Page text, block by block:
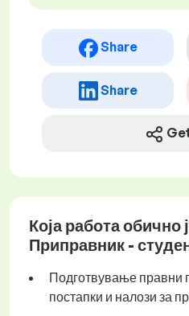
Share
Share
Која работа обично
Приправник -
Подготвување правни
постапки и налози за